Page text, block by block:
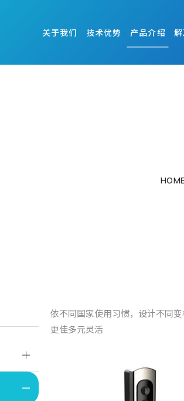
关于我们 技术优势 产品介绍
依不同国家使用习惯，设计不同
更佳多元灵活